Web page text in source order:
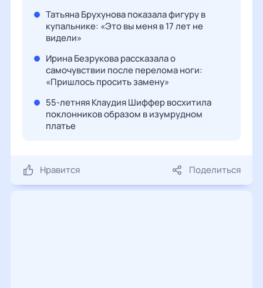
Татьяна Брухунова показала фигуру в
купальнике: «Это вы меня в 17 лет не
видели»
Ирина Безрукова рассказала о
самочувствии после перелома ноги:
«Пришлось просить замену»
55-летняя Клаудия Шиффер восхитила
поклонников образом в изумрудном
платье
Нравится Поделиться